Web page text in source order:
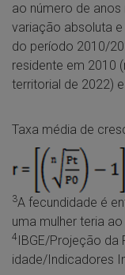
ao número de
variação absoluta
do período 2010/
residente em 2010
territorial de 2022)
Taxa média de
3A fecundidade é
uma mulher teria
4 IBGE/Projeção da
idade/Indicadores